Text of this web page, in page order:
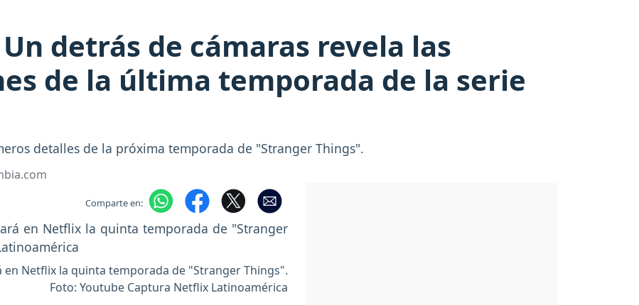
detrás de cámaras revela las
de la última temporada de la serie
detalles de la próxima temporada de "Stranger Things".
Comparte en:
Netflix la quinta temporada de "Stranger Things".
Foto: Youtube Captura Netflix Latinoamérica